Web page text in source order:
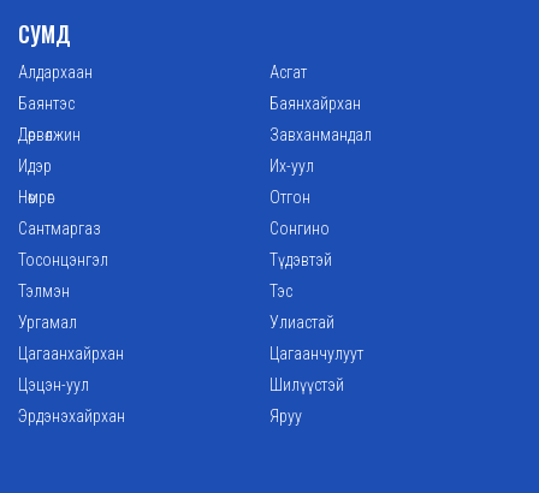
СУМД
Алдархаан
Асгат
Баянтэс
Баянхайрхан
Дөрвөлжин
Завханмандал
Идэр
Их-уул
Нөмрөг
Отгон
Сантмаргаз
Сонгино
Тосонцэнгэл
Түдэвтэй
Тэлмэн
Тэс
Ургамал
Улиастай
Цагаанхайрхан
Цагаанчулуут
Цэцэн-уул
Шилүүстэй
Эрдэнэхайрхан
Яруу